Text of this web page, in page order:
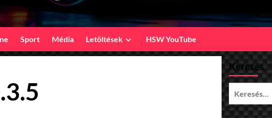
Sport Média Letöltések HSW YouTube
Keresés
Keresés: